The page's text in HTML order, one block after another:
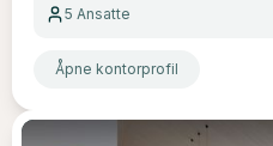
5 Ansatte
Åpne kontorprofil